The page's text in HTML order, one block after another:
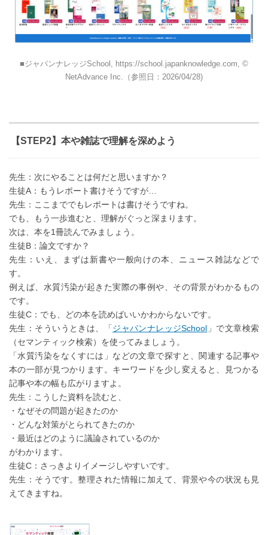
ジャパンナレッジSchool, https://school.japanknowledge.com, ©
NetAdvance Inc.（参照日：2026/04/28)
【STEP2】本や雑誌で理解を深めよう
先生：次にやることは何だと思いますか？
生徒A：もうレポート書けそうですが…
先生：ここまででもレポートは書けそうですね。
でも、もう一歩進むと、理解がぐっと深まります。
次は、本を1冊読んでみましょう。
生徒B：論文ですか？
先生：いえ、まずは新書や一般向けの本、ニュース雑誌などで
す。
例えば、水質汚染が起きた実際の事例や、その背景がわかるもの
です。
生徒C：でも、どの本を読めばいいかわからないです。
先生：そういうときは、「ジャパンナレッジSchool 」で文章検索
（セマンティック検索）を使ってみましょう。
「水質汚染をなくすには」などの文章で探すと、関連する記事や
本の一部が見つかります。キーワードを少し変えると、見つかる
記事や本の幅も広がりますよ。
先生：こうした資料を読むと、
・なぜその問題が起きたのか
・どんな対策がとられてきたのか
・最近はどのように議論されているのか
がわかります。
生徒C：さっきよりイメージしやすいです。
先生：そうです。整理された情報に加えて、背景や今の状況も見
えてきますね。